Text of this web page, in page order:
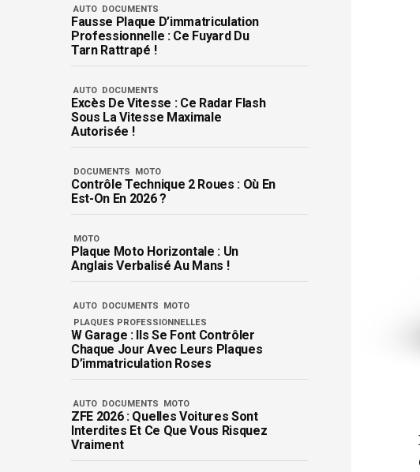
AUTO DOCUMENTS
Fausse Plaque D’immatriculation
Professionnelle : Ce Fuyard Du
Tarn Rattrapé !
AUTO DOCUMENTS
Excès De Vitesse : Ce Radar Flash
Sous La Vitesse Maximale
Autorisée !
DOCUMENTS MOTO
Contrôle Technique 2 Roues : Où En
Est-On En 2026 ?
MOTO
Plaque Moto Horizontale : Un
Anglais Verbalisé Au Mans !
AUTO DOCUMENTS
MOTO
PLAQUES PROFESSIONNELLES
W Garage : Ils Se Font Contrôler
Chaque Jour Avec Leurs Plaques
D’immatriculation Roses
AUTO DOCUMENTS MOTO
ZFE 2026 : Quelles Voitures Sont
Interdites Et Ce Que Vous Risquez
Vraiment